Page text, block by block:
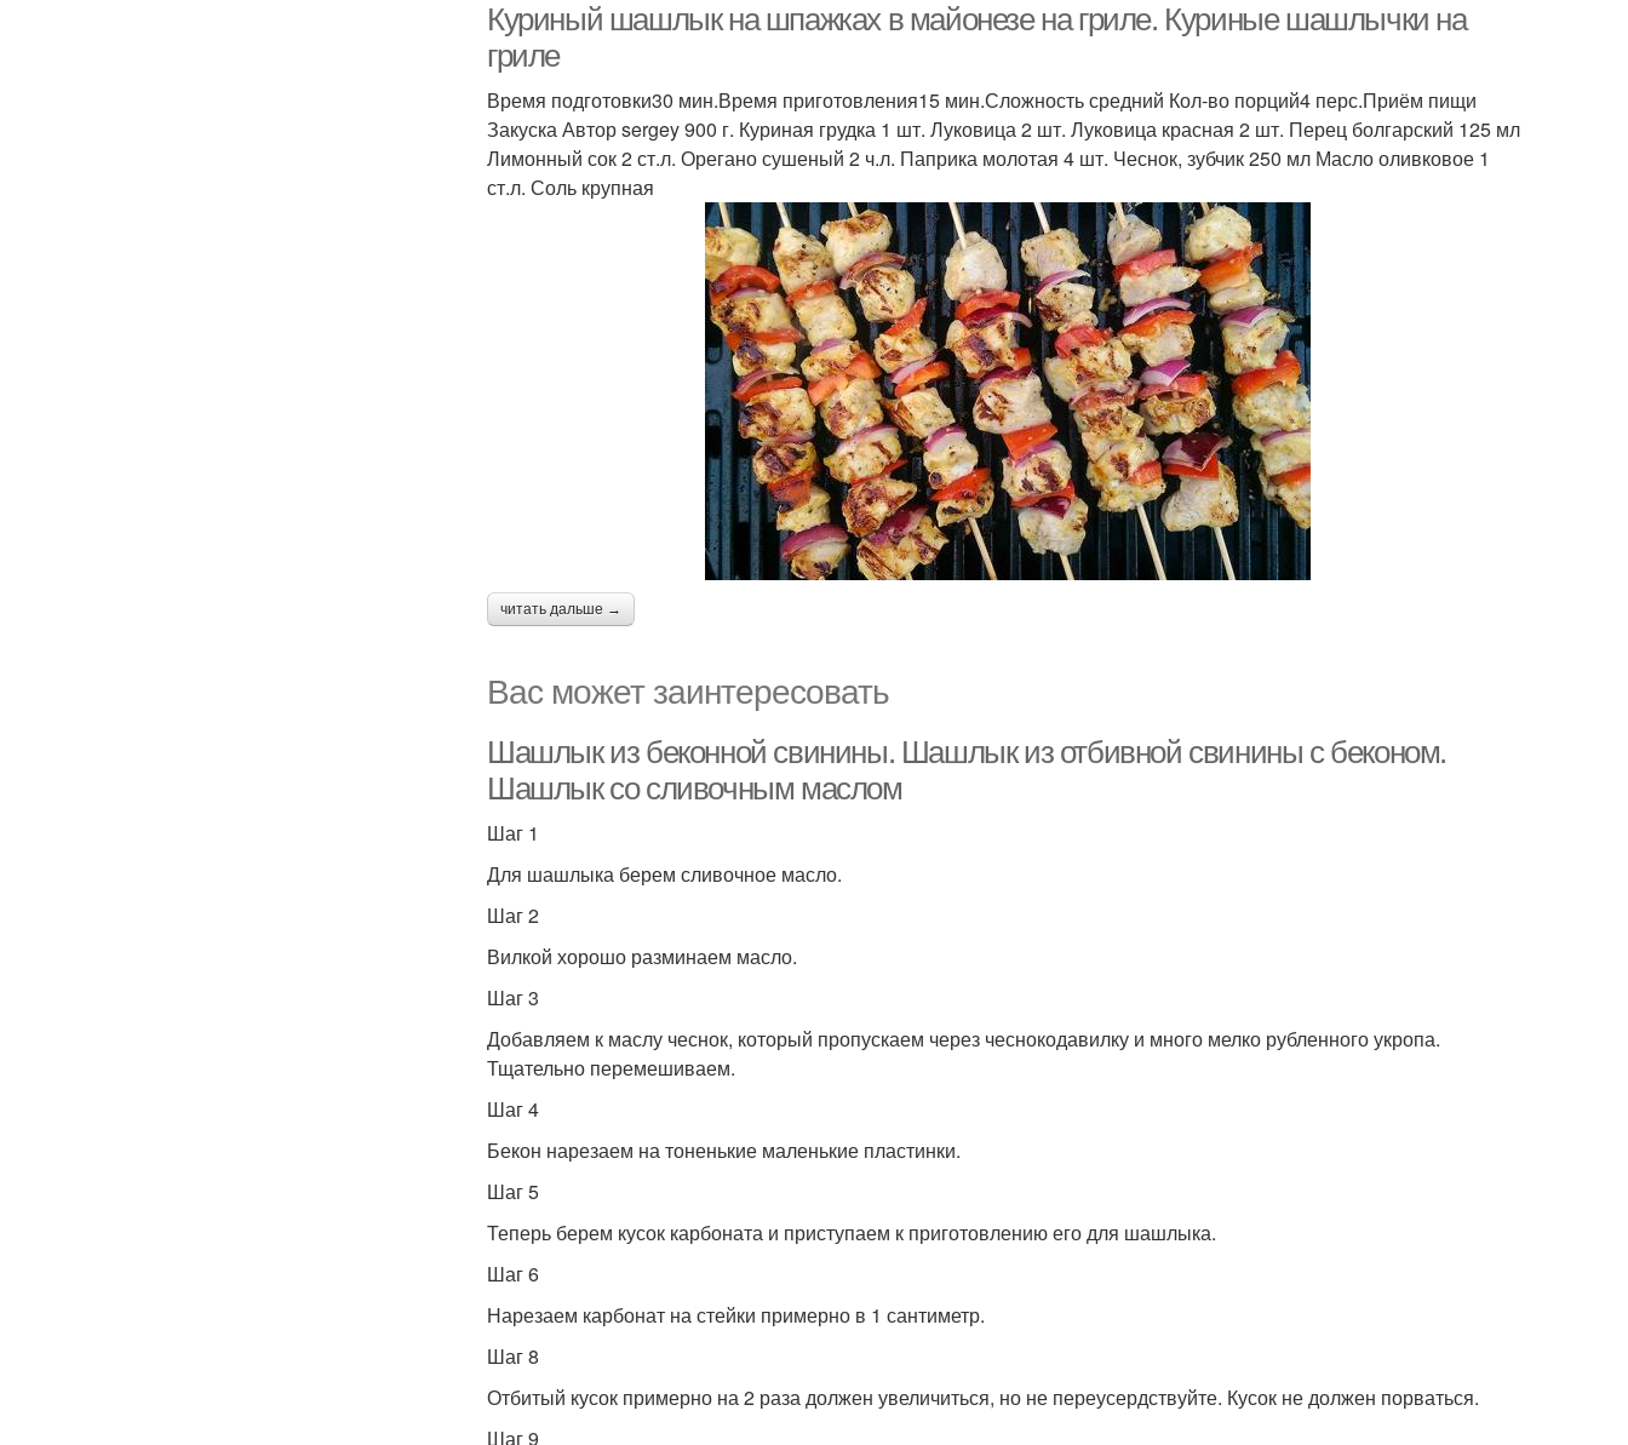
Куриный шашлык на шпажках в майонезе на гриле. Куриные шашлычки на
гриле
Время подготовки30 мин.Время приготовления15 мин.Сложность средний Кол-во порций4 перс.Приём пищи
Закуска Автор sergey 900 г. Куриная грудка 1 шт. Луковица 2 шт. Луковица красная 2 шт. Перец болгарский 125 мл
Лимонный сок 2 ст.л. Орегано сушеный 2 ч.л. Паприка молотая 4 шт. Чеснок, зубчик 250 мл Масло оливковое 1
ст.л. Соль крупная
читать дальше →
Вас может заинтересовать
Шашлык из беконной свинины. Шашлык из отбивной свинины с беконом.
Шашлык со сливочным маслом
Шаг 1
Для шашлыка берем сливочное масло.
Шаг 2
Вилкой хорошо разминаем масло.
Шаг 3
Добавляем к маслу чеснок, который пропускаем через чеснокодавилку и много мелко рубленного укропа.
Тщательно перемешиваем.
Шаг 4
Бекон нарезаем на тоненькие маленькие пластинки.
Шаг 5
Теперь берем кусок карбоната и приступаем к приготовлению его для шашлыка.
Шаг 6
Нарезаем карбонат на стейки примерно в 1 сантиметр.
Шаг 8
Отбитый кусок примерно на 2 раза должен увеличиться, но не переусердствуйте. Кусок не должен порваться.
Шаг 9